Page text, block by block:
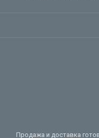
Продажа и доставка